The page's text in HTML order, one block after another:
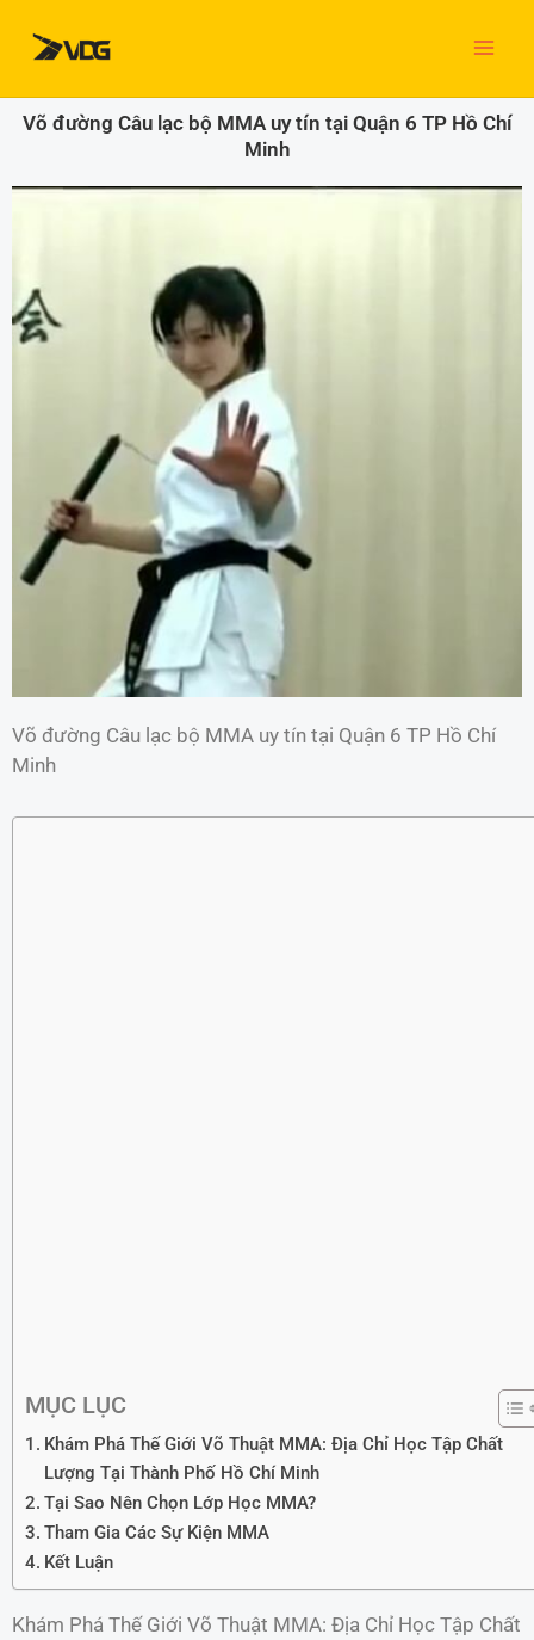
dung
Võ đường Câu lạc bộ MMA uy tín tại Quận 6 TP Hồ Chí
Minh
Võ đường Câu lạc bộ MMA uy tín tại Quận 6 TP Hồ Chí
Minh
MỤC LỤC
Khám Phá Thế Giới Võ Thuật MMA: Địa Chỉ Học Tập Chất
Lượng Tại Thành Phố Hồ Chí Minh
Tại Sao Nên Chọn Lớp Học MMA?
Tham Gia Các Sự Kiện MMA
Kết Luận
Khám Phá Thế Giới Võ Thuật MMA: Địa Chỉ Học Tập Chất